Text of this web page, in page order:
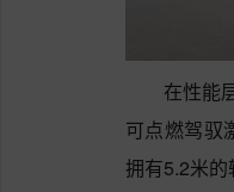
在性能
可点燃驾驭
拥有5.2米